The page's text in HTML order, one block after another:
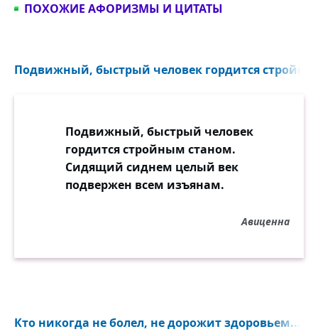
ПОХОЖИЕ АФОРИЗМЫ И ЦИТАТЫ
Подвижный, быстрый человек гордится
Подвижный, быстрый человек
гордится стройным станом.
Сидящий сиднем целый век
подвержен всем изъянам.
Авиценна
Кто никогда не болел, не дорожит здоровьем...